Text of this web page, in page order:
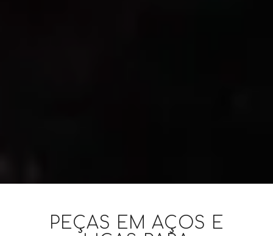
PEÇAS EM AÇOS E